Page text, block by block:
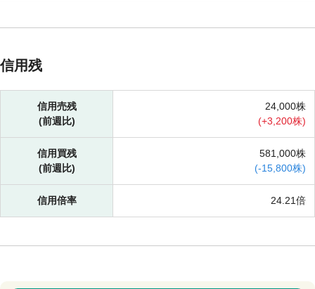
信用残
信用売残
(前週比)
24,000株
(+3,200株)
信用買残
(前週比)
581,000株
(-15,800株)
信用倍率 24.21倍